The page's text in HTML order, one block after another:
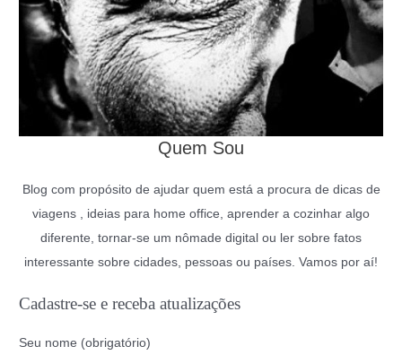
Quem Sou
Blog com propósito de ajudar quem está a procura de dicas de
viagens , ideias para home office, aprender a cozinhar algo
diferente, tornar-se um nômade digital ou ler sobre fatos
interessante sobre cidades, pessoas ou países. Vamos por aí!
Cadastre-se e receba atualizações
Seu nome (obrigatório)